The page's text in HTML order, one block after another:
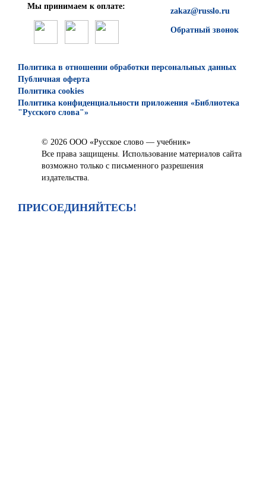
zakaz@russlo.ru
Обратный звонок
Мы принимаем к оплате:
Политика в отношении обработки персональных данных
Публичная оферта
Политика cookies
Политика конфиденциальности приложения «Библиотека
"Русского слова"»
© 2026 ООО «Русское слово — учебник»
Все права защищены. Использование материалов сайта
возможно только с письменного разрешения
издательства.
ПРИСОЕДИНЯЙТЕСЬ!